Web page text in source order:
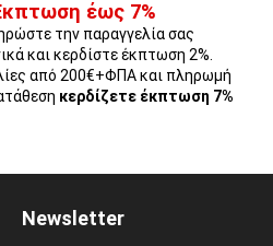
έως 7%
την παραγγελία σας
και κερδίστε έκπτωση 2%.
από 200€+ΦΠΑ και πληρωμή
κερδίζετε έκπτωση 7%
Newsletter